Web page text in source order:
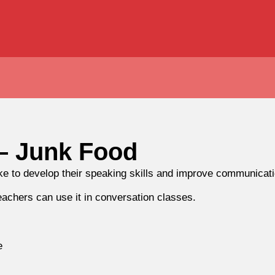
Junk Food
to develop their speaking skills and improve
can use it in conversation classes.